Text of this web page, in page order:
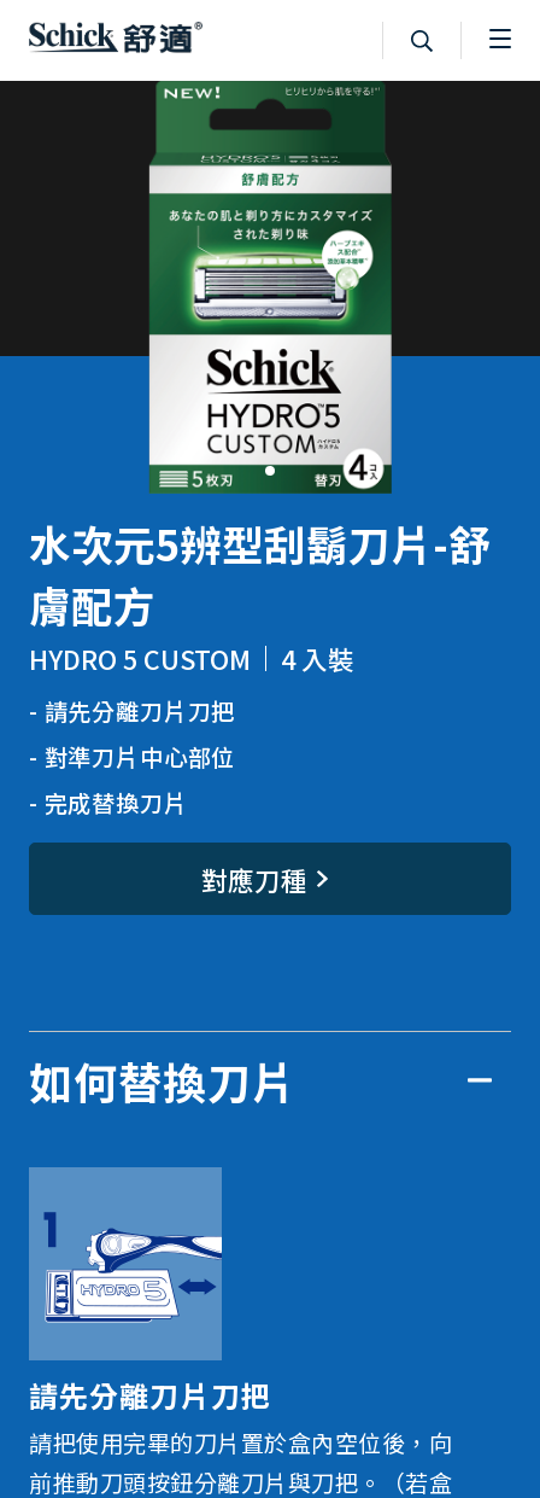
水次元5辨型刮鬍刀片-舒
膚配方
HYDRO 5 CUSTOM 4 入裝
請先分離刀片刀把
對準刀片中心部位
完成替換刀片
對應刀種
如何替換刀片
請先分離刀片刀把
請把使用完畢的刀片置於盒內空位後，向
前推動刀頭按鈕分離刀片與刀把。（若盒